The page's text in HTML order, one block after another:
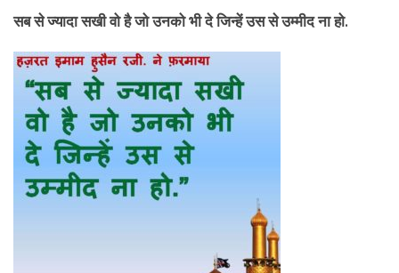
सब से ज्यादा सखी वो है जो उनको भी दे जिन्हें उस से उम्मीद ना हो.